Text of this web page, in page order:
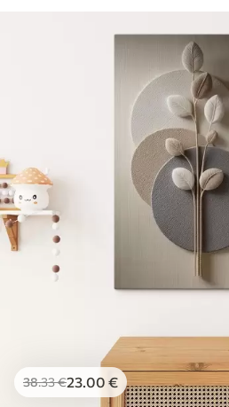
Sichere, geruchlose Tinten
Leinwandähnliche Oberfläche
Umweltfreundlich
38.33€23.00 €